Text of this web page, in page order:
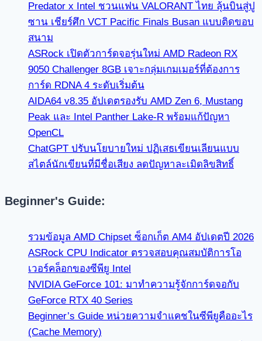
Predator x Intel ชวนแฟน VALORANT ไทย ลุ้นบินสู่ปู
ซาน เชียร์ศึก VCT Pacific Finals Busan แบบติดขอบ
สนาม
ASRock เปิดตัวการ์ดจอรุ่นใหม่ AMD Radeon RX
9050 Challenger 8GB เจาะกลุ่มเกมเมอร์ที่ต้องการ
การ์ด RDNA 4 ระดับเริ่มต้น
AIDA64 v8.35 อัปเดตรองรับ AMD Zen 6, Mustang
Peak และ Intel Panther Lake-R พร้อมแก้ปัญหา
OpenCL
ChatGPT ปรับนโยบายใหม่ ปฏิเสธเขียนเลียนแบบ
สไตล์นักเขียนที่มีชื่อเสียง ลดปัญหาละเมิดลิขสิทธิ์
Beginner's Guide:
รวมข้อมูล AMD Chipset ซ็อกเก็ต AM4 อัปเดตปี 2026
ASRock CPU Indicator ตรวจสอบคุณสมบัติการโอ
เวอร์คล็อกของซีพียู Intel
NVIDIA GeForce 101: มาทำความรู้จักการ์ดจอกับ
GeForce RTX 40 Series
Beginner’s Guide หน่วยความจำแคชในซีพียูคืออะไร
(Cache Memory)